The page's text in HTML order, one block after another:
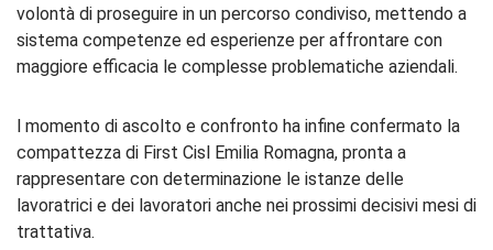
volontà di proseguire in un percorso condiviso, mettendo a
sistema competenze ed esperienze per affrontare con
maggiore efficacia le complesse problematiche aziendali.
l momento di ascolto e confronto ha infine confermato la
compattezza di First Cisl Emilia Romagna, pronta a
rappresentare con determinazione le istanze delle
lavoratrici e dei lavoratori anche nei prossimi decisivi mesi di
trattativa.